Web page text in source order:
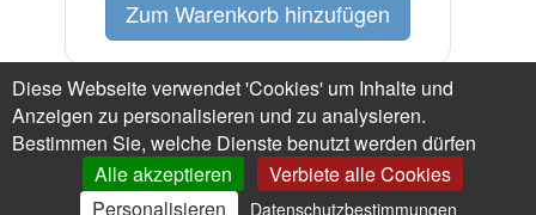
Preis :25.00 €Gewicht (verpackt) : 27 g
1 verfügbar(en)
Eine Meinung, eine Frage zu diesem Artikel?
Diese Webseite verwendet 'Cookies' um Inhalte und
Anzeigen zu personalisieren und zu analysieren.
Bestimmen Sie, welche Dienste benutzt werden dürfen
Alle akzeptieren
Verbiete alle Cookies
Personalisieren
Datenschutzbestimmungen